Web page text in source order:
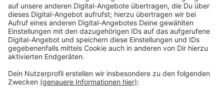
verbessert
Anzeige
Ja, vieles wurde umgesetzt. Vor allem die Arbeit der
Hochwasserzentrale für NRW wurde verbessert.
Früher wurden die Daten über die Flusspegel, die dort